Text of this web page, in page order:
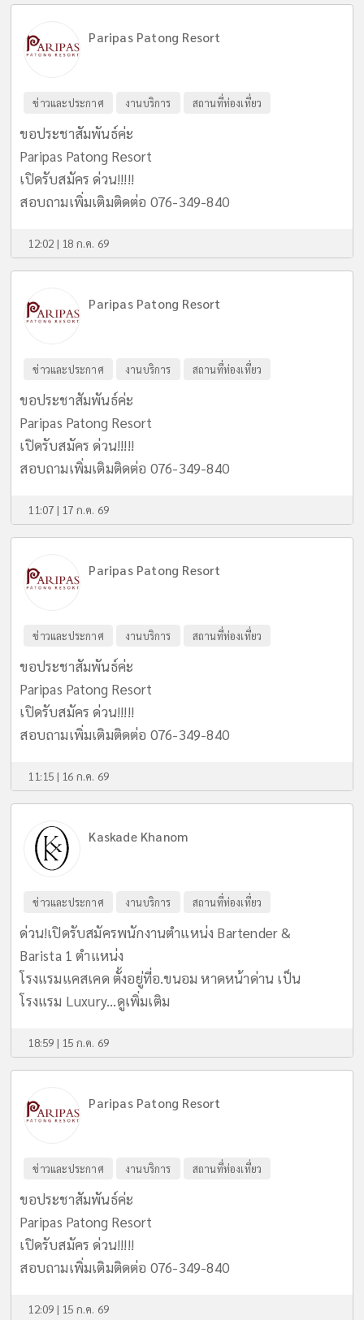
Paripas Patong Resort
ข่าวและประกาศ งานบริการ สถานที่ท่องเที่ยว
ขอประชาสัมพันธ์ค่ะ
Paripas Patong Resort
เปิดรับสมัคร ด่วน!!!!!
สอบถามเพิ่มเติมติดต่อ 076-349-840
12:02 | 18 ก.ค. 69
Paripas Patong Resort
ข่าวและประกาศ งานบริการ สถานที่ท่องเที่ยว
ขอประชาสัมพันธ์ค่ะ
Paripas Patong Resort
เปิดรับสมัคร ด่วน!!!!!
สอบถามเพิ่มเติมติดต่อ 076-349-840
11:07 | 17 ก.ค. 69
Paripas Patong Resort
ข่าวและประกาศ งานบริการ สถานที่ท่องเที่ยว
ขอประชาสัมพันธ์ค่ะ
Paripas Patong Resort
เปิดรับสมัคร ด่วน!!!!!
สอบถามเพิ่มเติมติดต่อ 076-349-840
11:15 | 16 ก.ค. 69
Kaskade Khanom
ข่าวและประกาศ งานบริการ สถานที่ท่องเที่ยว
ด่วน!เปิดรับสมัครพนักงานตำแหน่ง Bartender &
Barista 1 ตำแหน่ง
โรงแรมแคสเคด ตั้งอยู่ที่อ.ขนอม หาดหน้าด่าน เป็น
โรงแรม Luxury...ดูเพิ่มเติม
18:59 | 15 ก.ค. 69
Paripas Patong Resort
ข่าวและประกาศ งานบริการ สถานที่ท่องเที่ยว
ขอประชาสัมพันธ์ค่ะ
Paripas Patong Resort
เปิดรับสมัคร ด่วน!!!!!
สอบถามเพิ่มเติมติดต่อ 076-349-840
12:09 | 15 ก.ค. 69